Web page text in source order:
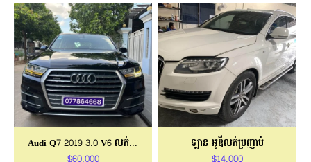
Audi Q7 2019 3.0 V6 លក់បន្ទាន់
ឡាន អូឌីលក់ប្រញាប់